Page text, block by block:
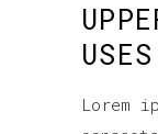
USES
Lorem